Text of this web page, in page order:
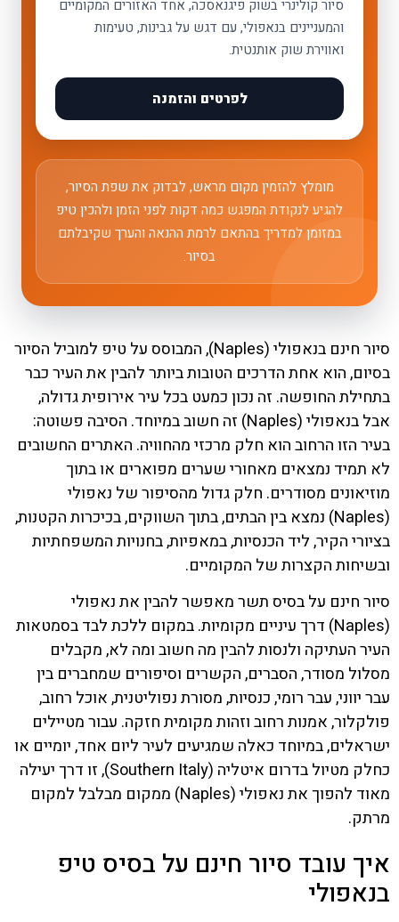
סיור קולינרי בשוק פיגנאסכה, אחד האזורים המקומיים
והמעניינים בנאפולי, עם דגש על גבינות, טעימות
ואווירת שוק אותנטית.
לפרטים והזמנה
מומלץ להזמין מקום מראש, לבדוק את שפת הסיור,
להגיע לנקודת המפגש כמה דקות לפני הזמן ולהכין טיפ
במזומן למדריך בהתאם לרמת ההנאה והערך שקיבלתם
בסיור.
סיור חינם בנאפולי (Naples), המבוסס על טיפ למוביל הסיור
בסיום, הוא אחת הדרכים הטובות ביותר להבין את העיר כבר
בתחילת החופשה. זה נכון כמעט בכל עיר אירופית גדולה,
אבל בנאפולי (Naples) זה חשוב במיוחד. הסיבה פשוטה:
בעיר הזו הרחוב הוא חלק מרכזי מהחוויה. האתרים החשובים
לא תמיד נמצאים מאחורי שערים מפוארים או בתוך
מוזיאונים מסודרים. חלק גדול מהסיפור של נאפולי
(Naples) נמצא בין הבתים, בתוך השווקים, בכיכרות הקטנות,
בציורי הקיר, ליד הכנסיות, במאפיות, בחנויות המשפחתיות
ובשיחות הקצרות של המקומיים.
סיור חינם על בסיס תשר מאפשר להבין את נאפולי
(Naples) דרך עיניים מקומיות. במקום ללכת לבד בסמטאות
העיר העתיקה ולנסות להבין מה חשוב ומה לא, מקבלים
מסלול מסודר, הסברים, הקשרים וסיפורים שמחברים בין
עבר יווני, עבר רומי, כנסיות, מסורת נפוליטנית, אוכל רחוב,
פולקלור, אמנות רחוב וזהות מקומית חזקה. עבור מטיילים
ישראלים, במיוחד כאלה שמגיעים לעיר ליום אחד, יומיים או
כחלק מטיול בדרום איטליה (Southern Italy), זו דרך יעילה
מאוד להפוך את נאפולי (Naples) ממקום מבלבל למקום
מרתק.
איך עובד סיור חינם על בסיס טיפ
בנאפולי